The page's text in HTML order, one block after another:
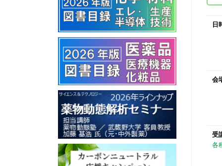
日
会
受
各